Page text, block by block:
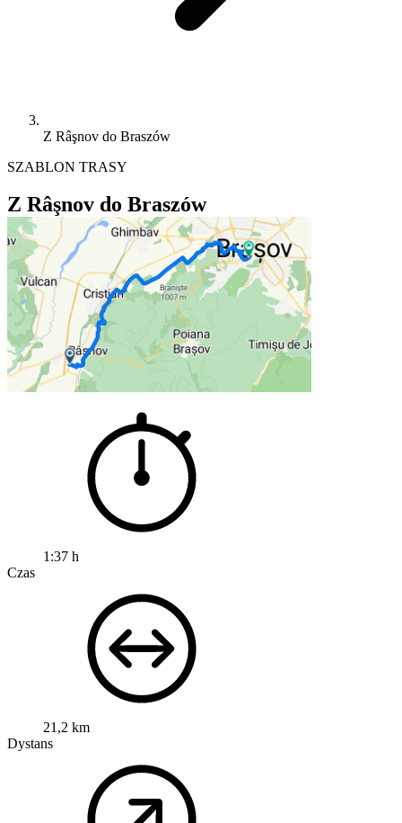
Z Râşnov do Braszów
SZABLON TRASY
Z Râşnov do Braszów
1:37 h
Czas
21,2 km
Dystans